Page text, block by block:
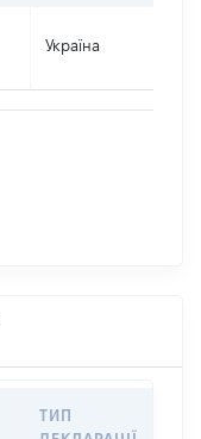
Україна
ТИП